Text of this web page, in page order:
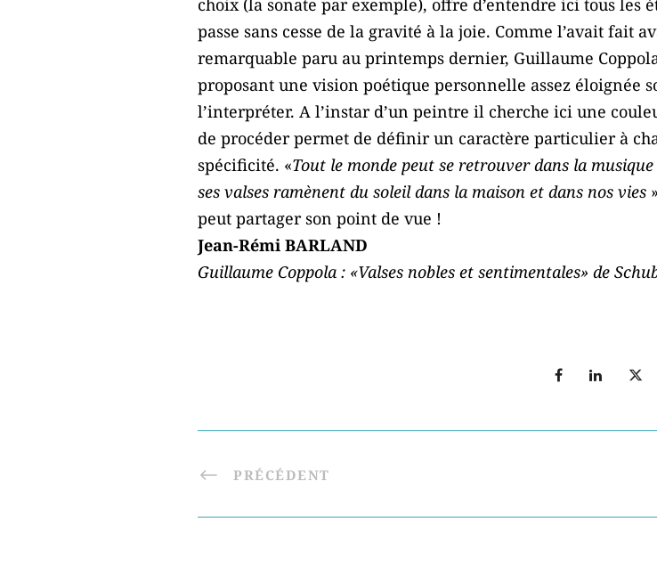
choix (la sonate par exemple), offre d’entendre ici tous les
passe sans cesse de la gravité à la joie. Comme l’avait fait
remarquable paru au printemps dernier, Guillaume
proposant une vision poétique personnelle assez éloignée
l’interpréter. A l’instar d’un peintre il cherche ici une
de procéder permet de définir un caractère particulier à
spécificité. «Tout le monde peut se retrouver dans la
ses valses ramènent du soleil dans la maison et dans nos vies
peut partager son point de vue !
Jean-Rémi BARLAND
Guillaume Coppola : «Valses nobles et sentimentales» de
PRÉCÉDENT